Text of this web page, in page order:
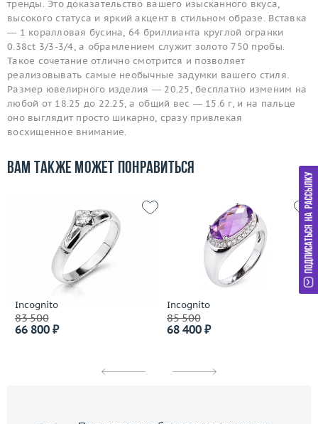
тренды. Это доказательство вашего изысканного вкуса,
высокого статуса и яркий акцент в стильном образе. Вставка
— 1 коралловая бусина, 64 бриллианта круглой огранки
0.38ct 3/3-3/4, а обрамлением служит золото 750 пробы.
Такое сочетание отлично смотрится и позволяет
реализовывать самые необычные задумки вашего стиля.
Размер ювелирного изделия — 20.25, бесплатно изменим на
любой от 18.25 до 22.25, а общий вес — 15.6 г, и на пальце
оно выглядит просто шикарно, сразу привлекая
восхищенное внимание.
Вам также может понравиться
Incognito
83 500
66 800 ₽
Incognito
85 500
68 400 ₽